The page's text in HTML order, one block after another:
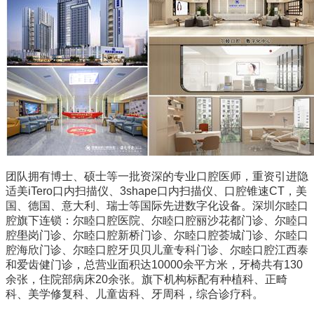
团队拥有博士、硕士等一批资深的专业口腔医师，重资引进隐
适美iTero口内扫描仪、3shape口内扫描仪、口腔锥速CT，美
国、德国、意大利、瑞士等国际先进数字化设备。深圳尔睦口
腔旗下连锁：尔睦口腔医院、尔睦口腔丽沙花都门诊、尔睦口
腔壆岗门诊、尔睦口腔新桥门诊、尔睦口腔荟城门诊、尔睦口
腔海欣门诊、尔睦口腔牙贝贝儿童专科门诊、尔睦口腔江西泰
和爱齿健门诊，总营业面积达10000余平方米，牙椅共有130
余张，住院部病床20余张。旗下机构标配有种植科、正畸
科、美学修复科、儿童齿科、牙周科，综合诊疗科。